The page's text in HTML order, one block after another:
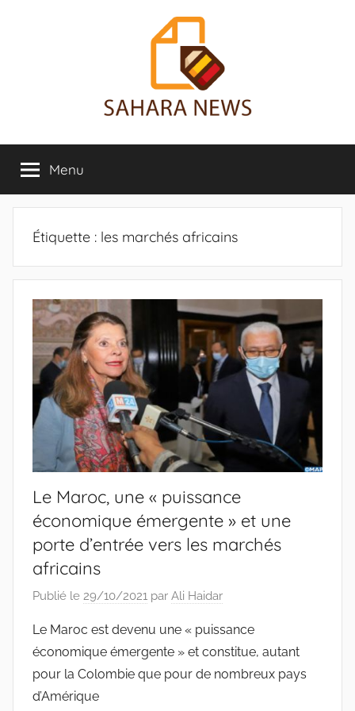
Sahara
News
sur
le
Sahara
révélée
Menu
Étiquette : les marchés africains
Le Maroc, une « puissance
économique émergente » et une
porte d’entrée vers les marchés
africains
Publié le 29/10/2021 par Ali Haidar
Le Maroc est devenu une « puissance
économique émergente » et constitue, autant
pour la Colombie que pour de nombreux pays
d’Amérique